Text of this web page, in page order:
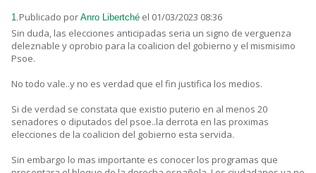
1.Publicado por Anro Libertché el 01/03/2023 08:36
Sin duda, las elecciones anticipadas seria un signo de verguenza
deleznable y oprobio para la coalicion del gobierno y el mismisimo
Psoe.
No todo vale..y no es verdad que el fin justifica los medios.
Si de verdad se constata que existio puterio en al menos 20
senadores o diputados del psoe..la derrota en las proximas
elecciones de la coalicion del gobierno esta servida.
Sin embargo lo mas importante es conocer los programas que